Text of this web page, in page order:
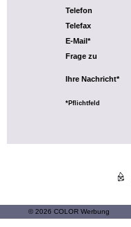
Telefon
Telefax
E-Mail*
Frage zu
Ihre Nachricht*
*Pflichtfeld
© 2026 COLOR Werbung